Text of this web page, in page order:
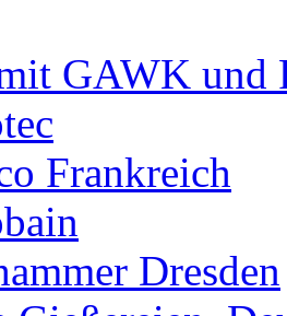
GAWK und
Frankreich
Dresden